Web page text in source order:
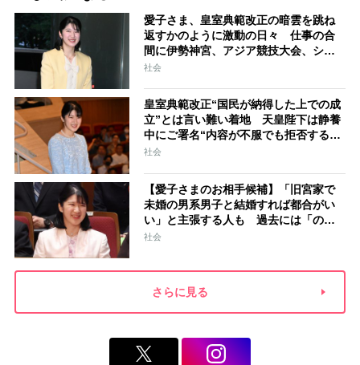
愛子さま、皇室典範改正の暗雲を跳ね
返すかのように激動の日々 仕事の合
間に伊勢神宮、アジア競技大会、シン
ガポール…スケジュールはびっしり
社会
皇室典範改正“国民が納得した上での成
立”とは言い難い着地 天皇陛下は静養
中にご署名“内容が不服でも拒否するこ
とはできない” 米大手紙は男系男子に
社会
【愛子さまのお相手候補】「旧宮家で
未婚の男系男子と結婚すれば都合がい
い」と主張する人も 過去には「のび
太くん」「野球部エース」「華道家元
社会
さらに見る